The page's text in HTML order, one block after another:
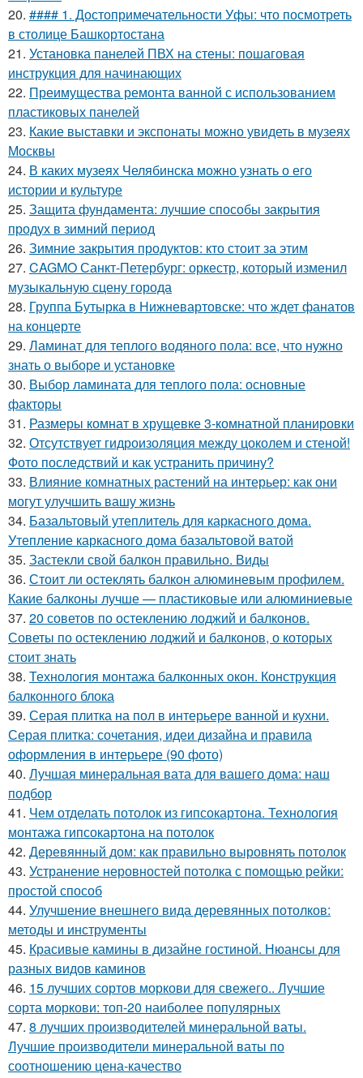
20. #### 1. Достопримечательности Уфы: что посмотреть
в столице Башкортостана
21. Установка панелей ПВХ на стены: пошаговая
инструкция для начинающих
22. Преимущества ремонта ванной с использованием
пластиковых панелей
23. Какие выставки и экспонаты можно увидеть в музеях
Москвы
24. В каких музеях Челябинска можно узнать о его
истории и культуре
25. Защита фундамента: лучшие способы закрытия
продух в зимний период
26. Зимние закрытия продуктов: кто стоит за этим
27. CAGMO Санкт-Петербург: оркестр, который изменил
музыкальную сцену города
28. Группа Бутырка в Нижневартовске: что ждет фанатов
на концерте
29. Ламинат для теплого водяного пола: все, что нужно
знать о выборе и установке
30. Выбор ламината для теплого пола: основные
факторы
31. Размеры комнат в хрущевке 3-комнатной планировки
32. Отсутствует гидроизоляция между цоколем и стеной!
Фото последствий и как устранить причину?
33. Влияние комнатных растений на интерьер: как они
могут улучшить вашу жизнь
34. Базальтовый утеплитель для каркасного дома.
Утепление каркасного дома базальтовой ватой
35. Застекли свой балкон правильно. Виды
36. Стоит ли остеклять балкон алюминевым профилем.
Какие балконы лучше — пластиковые или алюминиевые
37. 20 советов по остеклению лоджий и балконов.
Советы по остеклению лоджий и балконов, о которых
стоит знать
38. Технология монтажа балконных окон. Конструкция
балконного блока
39. Серая плитка на пол в интерьере ванной и кухни.
Серая плитка: сочетания, идеи дизайна и правила
оформления в интерьере (90 фото)
40. Лучшая минеральная вата для вашего дома: наш
подбор
41. Чем отделать потолок из гипсокартона. Технология
монтажа гипсокартона на потолок
42. Деревянный дом: как правильно выровнять потолок
43. Устранение неровностей потолка с помощью рейки:
простой способ
44. Улучшение внешнего вида деревянных потолков:
методы и инструменты
45. Красивые камины в дизайне гостиной. Нюансы для
разных видов каминов
46. 15 лучших сортов моркови для свежего.. Лучшие
сорта моркови: топ-20 наиболее популярных
47. 8 лучших производителей минеральной ваты.
Лучшие производители минеральной ваты по
соотношению цена-качество